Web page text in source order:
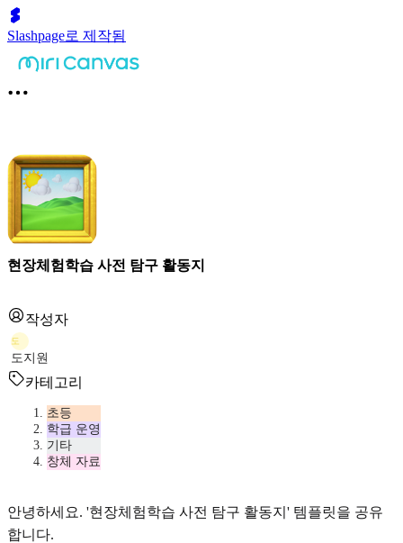
Slashpage로 제작됨
현장체험학습 사전 탐구 활동지
작성자
도
도지원
카테고리
초등
학급 운영
기타
창체 자료
안녕하세요. '현장체험학습 사전 탐구 활동지' 템플릿을 공유
합니다.